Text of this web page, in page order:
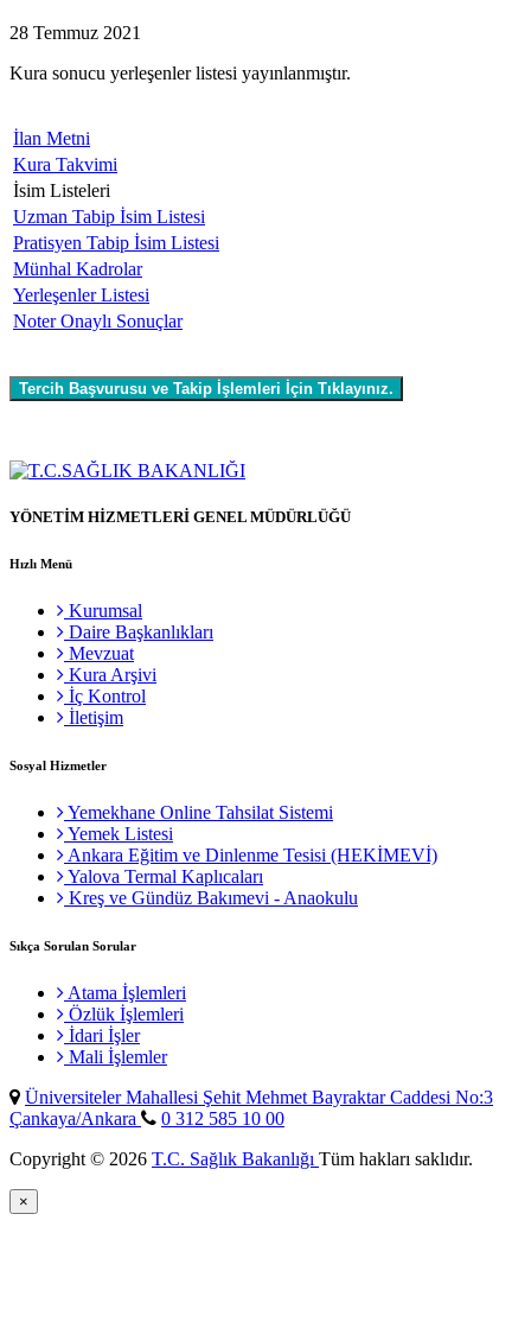
28 Temmuz 2021
Kura sonucu yerleşenler listesi yayınlanmıştır.
İlan Metni
Kura Takvimi
İsim Listeleri
Uzman Tabip İsim Listesi
Pratisyen Tabip İsim Listesi
Münhal Kadrolar
Yerleşenler Listesi
Noter Onaylı Sonuçlar
YÖNETİM HİZMETLERİ GENEL MÜDÜRLÜĞÜ
Hızlı Menü
Kurumsal
Daire Başkanlıkları
Mevzuat
Kura Arşivi
İç Kontrol
İletişim
Sosyal Hizmetler
Yemekhane Online Tahsilat Sistemi
Yemek Listesi
Ankara Eğitim ve Dinlenme Tesisi (HEKİMEVİ)
Yalova Termal Kaplıcaları
Kreş ve Gündüz Bakımevi - Anaokulu
Sıkça Sorulan Sorular
Atama İşlemleri
Özlük İşlemleri
İdari İşler
Mali İşlemler
Üniversiteler Mahallesi Şehit Mehmet Bayraktar Caddesi No:3
Çankaya/Ankara
0 312 585 10 00
Copyright © 2026 T.C. Sağlık Bakanlığı Tüm hakları saklıdır.
×